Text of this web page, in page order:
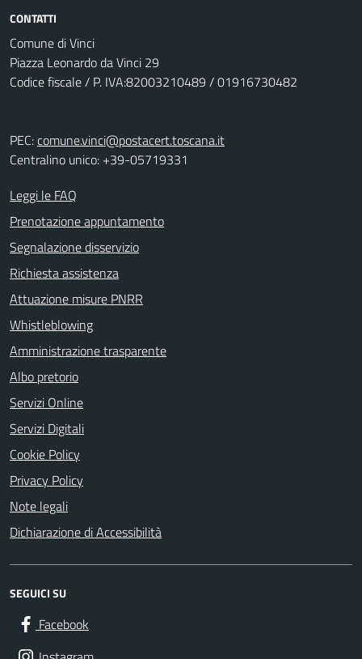
CONTATTI
Comune di Vinci
Piazza Leonardo da Vinci 29
Codice fiscale / P. IVA:82003210489 / 01916730482
PEC:comune.vinci@postacert.toscana.it
Centralino unico: +39-05719331
Leggi le FAQ
Prenotazione appuntamento
Segnalazione disservizio
Richiesta assistenza
Attuazione misure PNRR
Whistleblowing
Amministrazione trasparente
Albo pretorio
Servizi Online
Servizi Digitali
Cookie Policy
Privacy Policy
Note legali
Dichiarazione di Accessibilità
SEGUICI SU
Facebook